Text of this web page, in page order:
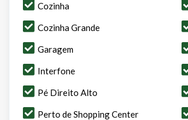
Cozinha
Cozinha Grande
Garagem
Interfone
Pé Direito Alto
Perto de Shopping Center